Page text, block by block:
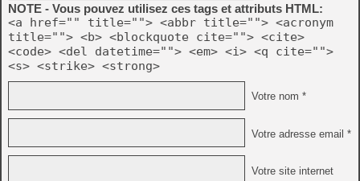
NOTE - Vous pouvez utilisez ces tags et attributs HTML:
<a href="" title=""> <abbr title=""> <acronym
title=""> <b> <blockquote cite=""> <cite>
<code> <del datetime=""> <em> <i> <q cite="">
<s> <strike> <strong>
Votre nom *
Votre adresse email *
Votre site internet